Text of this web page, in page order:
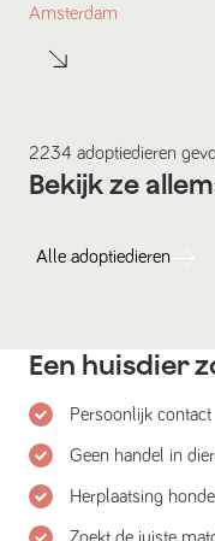
Amsterdam
2234 adoptiedieren
Bekijk ze
Alle adoptiedieren
Een huisdier
Persoonlijk contact
Geen handel in
Herplaatsing
Zoekt de juiste